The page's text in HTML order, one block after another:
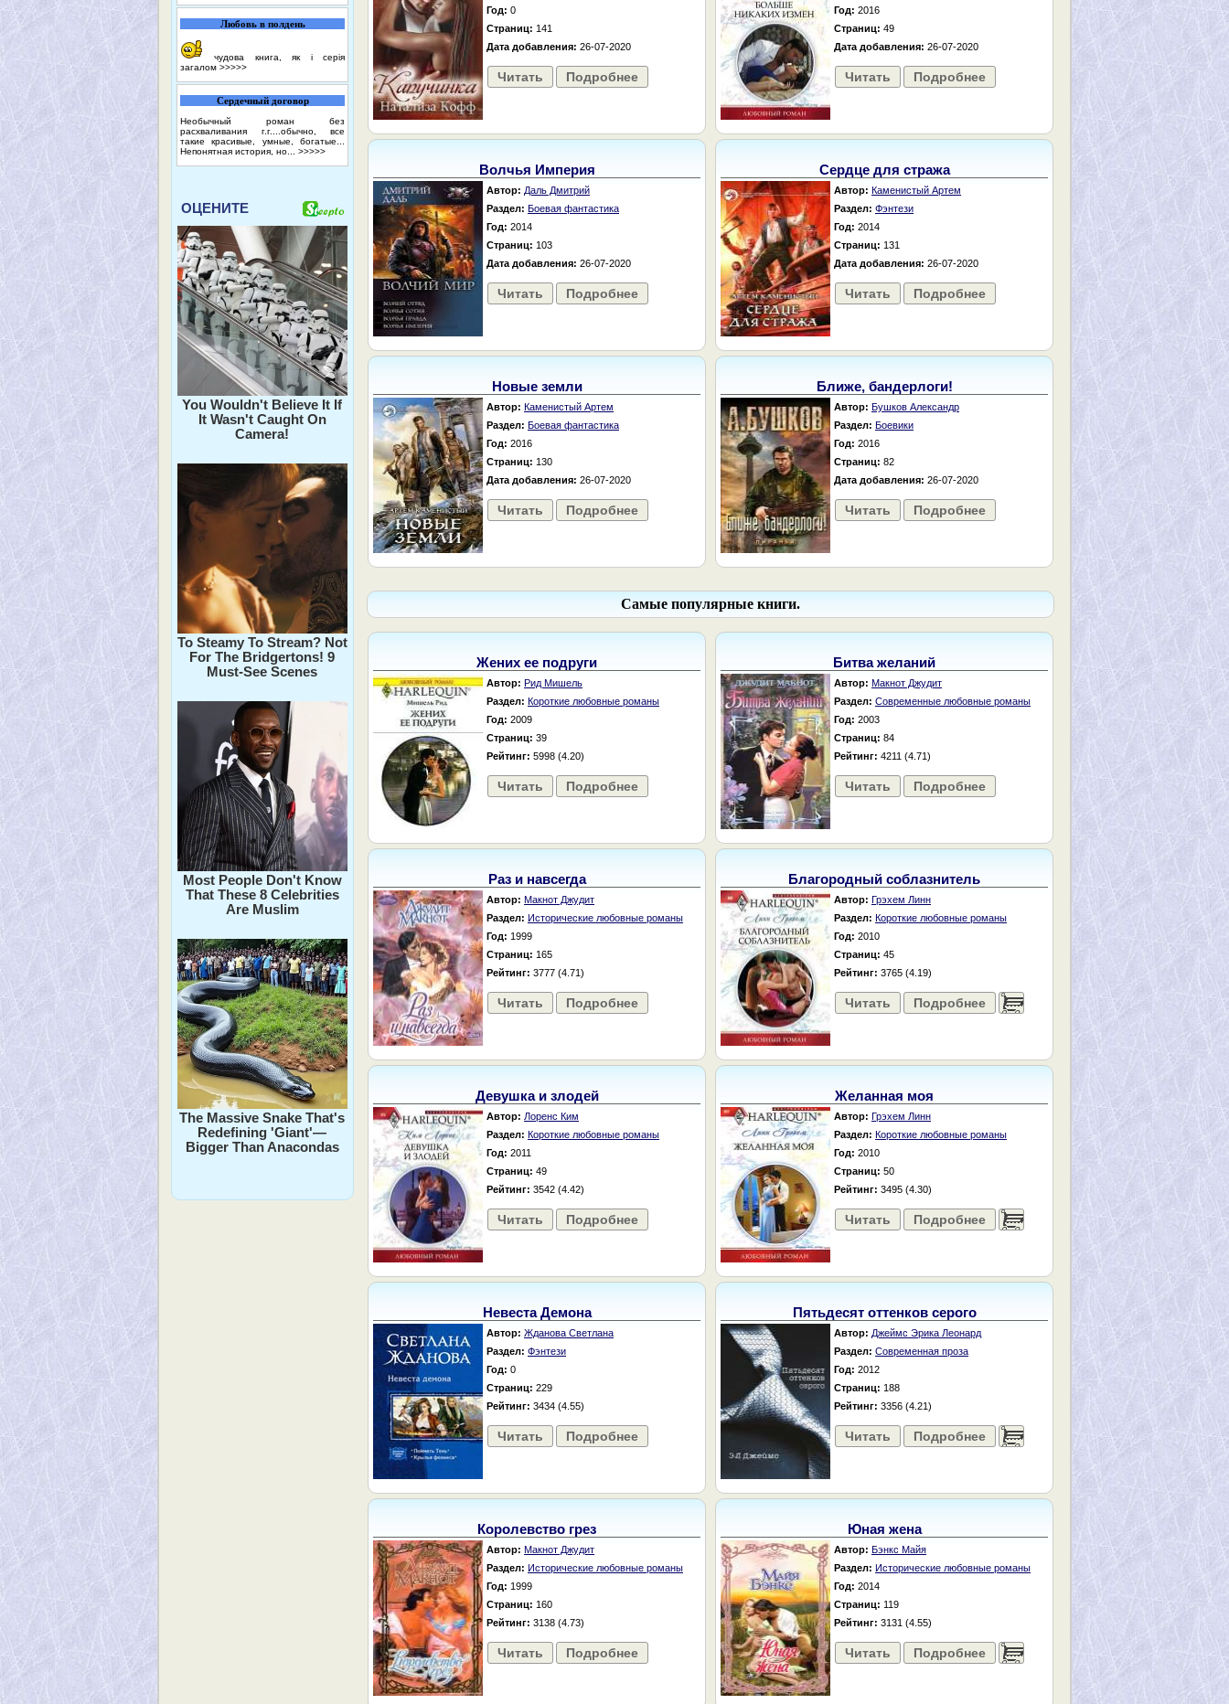
Любовь в полдень
чудова книга, як і серія
загалом >>>>>
Сердечный договор
Необычный роман без
расхваливания г.г....обычно, все
такие красивые, умные, богатые...
Непонятная история, но... >>>>>
ОЦЕНИТЕ
You Wouldn't Believe It If
It Wasn't Caught On
Camera!
To Steamy To Stream? Not
For The Bridgertons! 9
Must-See Scenes
Most People Don't Know
That These 8 Celebrities
Are Muslim
The Massive Snake That's
Redefining 'Giant'—
Bigger Than Anacondas
Год: 0
Страниц: 141
Дата добавления: 26-07-2020
Читать Подробнее
Год: 2016
Страниц: 49
Дата добавления: 26-07-2020
Читать Подробнее
Волчья Империя
Автор: Даль Дмитрий
Раздел: Боевая фантастика
Год: 2014
Страниц: 103
Дата добавления: 26-07-2020
Читать Подробнее
Сердце для стража
Автор: Каменистый Артем
Раздел: Фэнтези
Год: 2014
Страниц: 131
Дата добавления: 26-07-2020
Читать Подробнее
Новые земли
Автор: Каменистый Артем
Раздел: Боевая фантастика
Год: 2016
Страниц: 130
Дата добавления: 26-07-2020
Читать Подробнее
Ближе, бандерлоги!
Автор: Бушков Александр
Раздел: Боевики
Год: 2016
Страниц: 82
Дата добавления: 26-07-2020
Читать Подробнее
Самые популярные книги.
Жених ее подруги
Автор: Рид Мишель
Раздел: Короткие любовные романы
Год: 2009
Страниц: 39
Рейтинг: 5998 (4.20)
Читать Подробнее
Битва желаний
Автор: Макнот Джудит
Раздел: Современные любовные романы
Год: 2003
Страниц: 84
Рейтинг: 4211 (4.71)
Читать Подробнее
Раз и навсегда
Автор: Макнот Джудит
Раздел: Исторические любовные романы
Год: 1999
Страниц: 165
Рейтинг: 3777 (4.71)
Читать Подробнее
Благородный соблазнитель
Автор: Грэхем Линн
Раздел: Короткие любовные романы
Год: 2010
Страниц: 45
Рейтинг: 3765 (4.19)
Читать Подробнее ......
Девушка и злодей
Автор: Лоренс Ким
Раздел: Короткие любовные романы
Год: 2011
Страниц: 49
Рейтинг: 3542 (4.42)
Читать Подробнее
Желанная моя
Автор: Грэхем Линн
Раздел: Короткие любовные романы
Год: 2010
Страниц: 50
Рейтинг: 3495 (4.30)
Читать Подробнее ......
Невеста Демона
Автор: Жданова Светлана
Раздел: Фэнтези
Год: 0
Страниц: 229
Рейтинг: 3434 (4.55)
Читать Подробнее
Пятьдесят оттенков серого
Автор: Джеймс Эрика Леонард
Раздел: Современная проза
Год: 2012
Страниц: 188
Рейтинг: 3356 (4.21)
Читать Подробнее ......
Королевство грез
Автор: Макнот Джудит
Раздел: Исторические любовные романы
Год: 1999
Страниц: 160
Рейтинг: 3138 (4.73)
Читать Подробнее
Юная жена
Автор: Бэнкс Майя
Раздел: Исторические любовные романы
Год: 2014
Страниц: 119
Рейтинг: 3131 (4.55)
Читать Подробнее ......